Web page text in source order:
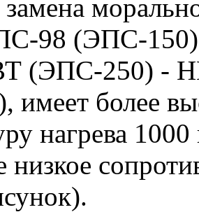
98 (ЭПС-
(ЭПС-250) -
более
нагрева
низкое